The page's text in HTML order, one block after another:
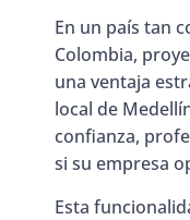
En un país tan
Colombia,
una ventaja
local de
confianza,
si su empresa
Esta